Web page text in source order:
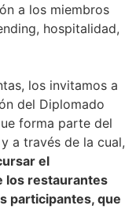
a los miembros
hospitalidad,
los invitamos a
del Diplomado
forma parte del
a través de la cual,
el
los restaurantes
participantes, que